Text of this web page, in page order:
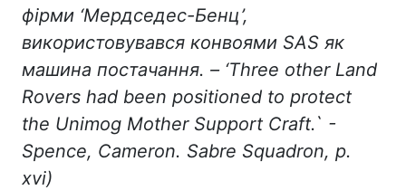
фірми ‘Мердседес-Бенц’,
використовувався конвоями SAS як
машина постачання. – ‘Three other Land
Rovers had been positioned to protect
the Unimog Mother Support Craft.` -
Spence, Cameron. Sabre Squadron, p.
xvi)